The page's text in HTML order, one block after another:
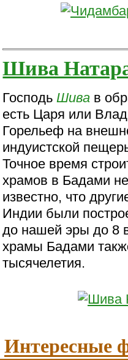
Шива
ГосподьШива в
есть Царя или
Горельеф на
индуистской
Точное время
храмов в Бадами
известно, что
Индии были
до нашей эры до 8
храмы Бадами
тысячелетия.
Интересные